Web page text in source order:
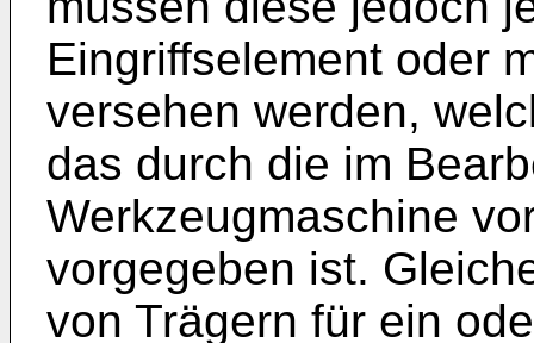
Eingriffselement oder
versehen werden,
das durch die im
Werkzeugmaschine
vorgegeben ist.
von Trägern für ein